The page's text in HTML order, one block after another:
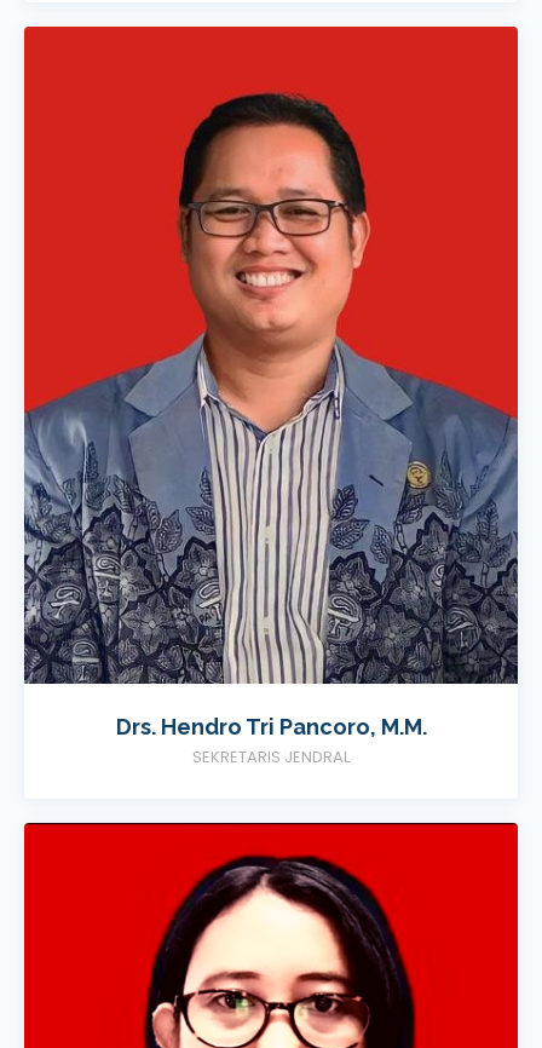
Drs. Hendro Tri Pancoro, M.M.
SEKRETARIS JENDRAL